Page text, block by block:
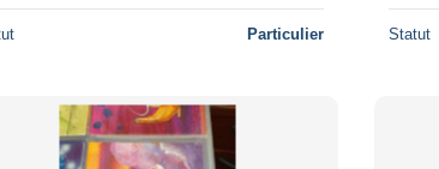
Particulier Statut